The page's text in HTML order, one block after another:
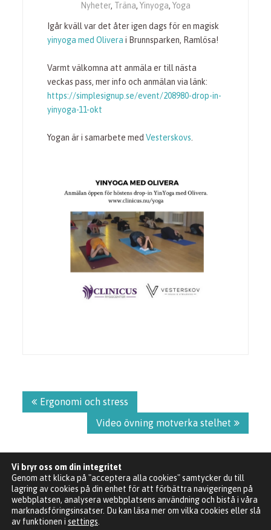
Nyheter, Träna, Yinyoga, Yoga
Igår kväll var det åter igen dags för en magisk
yinyoga med Olivera i Brunnsparken, Ramlösa!
Varmt välkomna att anmäla er till nästa
veckas pass, mer info och anmälan via länk:
https://simplesignup.se/event/208980-drop-in-
yinyoga-11-okt
Yogan är i samarbete medVesterskovs
Ergonomi och stress
Video övning motverka stelhet
Clinicus Ryggcenter Kapplöpningsgatan 14, 252 30
Vi bryr oss om din integritet
Genom att klicka på "acceptera alla cookies" samtycker du till
lagring av cookies på din enhet för att förbättra navigeringen på
webbplatsen, analysera webbplatsens användning och bistå i våra
marknadsföringsinsatser. Du kan läsa mer om vilka cookies eller slå
av funktionen i settings